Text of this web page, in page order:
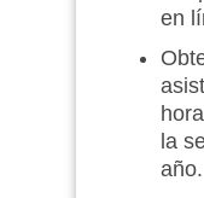
en
la
año.